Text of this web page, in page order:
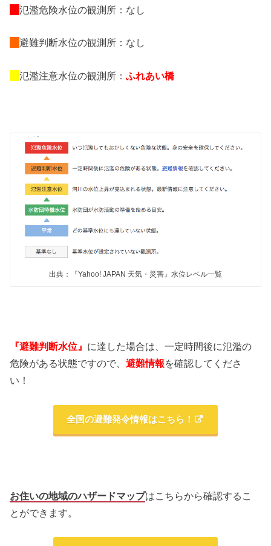
氾濫危険水位の観測所：なし
避難判断水位の観測所：なし
氾濫注意水位の観測所：ふれあい橋
出典：『Yahoo! JAPAN 天気・災害』水位レベル一覧
『避難判断水位』 に達した場合は、一定時間後に氾濫の
危険がある状態ですので、避難情報を確認してくださ
い！
全国の避難発令情報はこちら！
お住いの地域のハザードマップはこちらから確認するこ
とができます。